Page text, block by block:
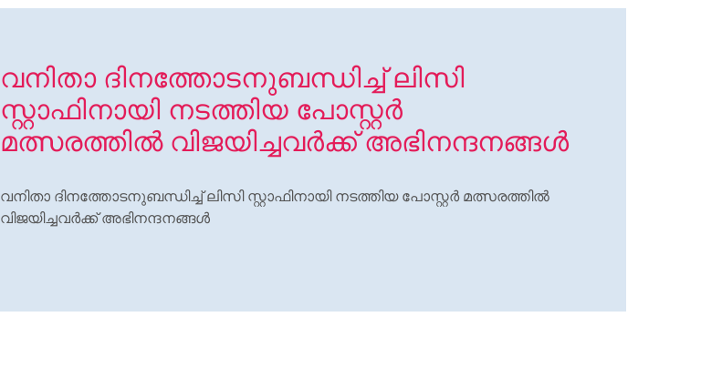
വനിതാ ദിനത്തോടനുബന്ധിച്ച് ലിസി
സ്റ്റാഫിനായി നടത്തിയ പോസ്റ്റർ
മത്സരത്തിൽ വിജയിച്ചവർക്ക് അഭിനന്ദനങ്ങൾ
വനിതാ ദിനത്തോടനുബന്ധിച്ച് ലിസി സ്റ്റാഫിനായി നടത്തിയ പോസ്റ്റർ മത്സരത്തിൽ
വിജയിച്ചവർക്ക് അഭിനന്ദനങ്ങൾ